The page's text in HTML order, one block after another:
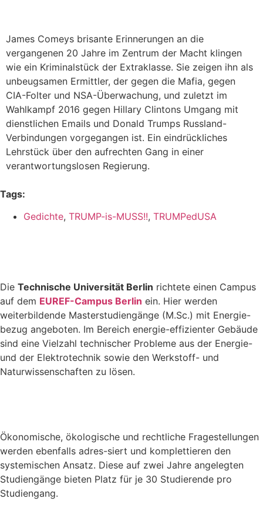
James Comeys brisante Erinnerungen an die
vergangenen 20 Jahre im Zentrum der Macht klingen
wie ein Kriminalstück der Extraklasse. Sie zeigen ihn als
unbeugsamen Ermittler, der gegen die Mafia, gegen
CIA-Folter und NSA-Überwachung, und zuletzt im
Wahlkampf 2016 gegen Hillary Clintons Umgang mit
dienstlichen Emails und Donald Trumps Russland-
Verbindungen vorgegangen ist. Ein eindrückliches
Lehrstück über den aufrechten Gang in einer
verantwortungslosen Regierung.
Tags:
Gedichte, TRUMP-is-MUSS!!, TRUMPedUSA
Die Technische Universität Berlin richtete einen Campus
auf dem EUREF-Campus Berlin ein. Hier werden
weiterbildende Masterstudiengänge (M.Sc.) mit Energie-
bezug angeboten. Im Bereich energie-effizienter Gebäude
sind eine Vielzahl technischer Probleme aus der Energie-
und der Elektrotechnik sowie den Werkstoff- und
Naturwissenschaften zu lösen.
Ökonomische, ökologische und rechtliche Fragestellungen
werden ebenfalls adres-siert und komplettieren den
systemischen Ansatz. Diese auf zwei Jahre angelegten
Studiengänge bieten Platz für je 30 Studierende pro
Studiengang.